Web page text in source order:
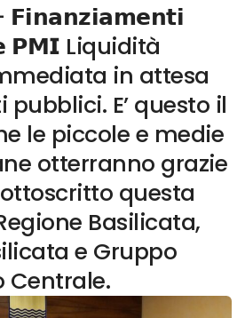
𝗣𝗠𝗜 Liquidità
in attesa
E’ questo il
le piccole e medie
otterranno grazie
questa
Basilicata,
e Gruppo
Centrale.